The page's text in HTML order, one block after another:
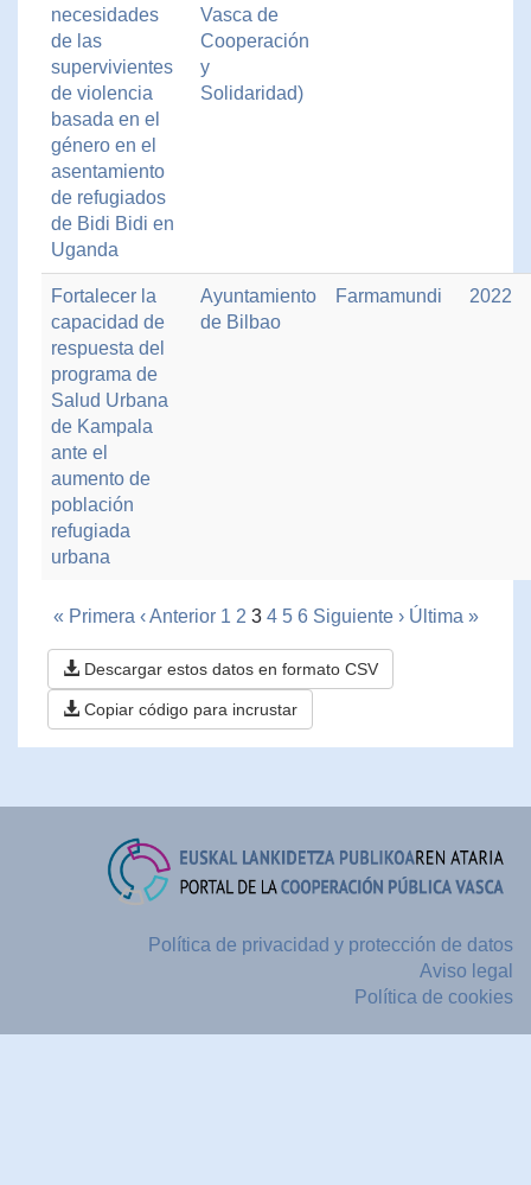
necesidades
de las
supervivientes
de violencia
basada en el
género en el
asentamiento
de refugiados
de Bidi Bidi en
Uganda
Vasca de
Cooperación
y
Solidaridad)
Fortalecer la
capacidad de
respuesta del
programa de
Salud Urbana
de Kampala
ante el
aumento de
población
refugiada
urbana
Ayuntamiento
de Bilbao
Farmamundi 2022
« Primera ‹ Anterior 1 2 3 4 5 6 Siguiente › Última »
Descargar estos datos en formato CSV
Copiar código para incrustar
Política de privacidad y protección de datos
Aviso legal
Política de cookies